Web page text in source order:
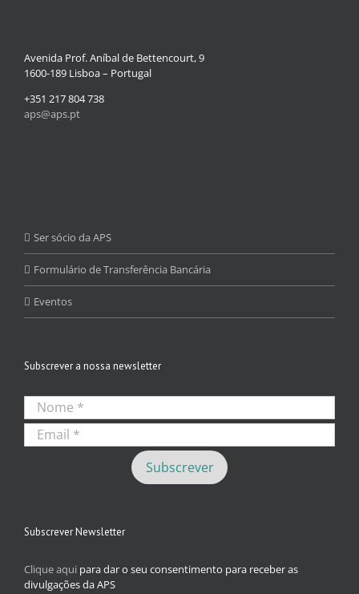
Avenida Prof. Aníbal de Bettencourt, 9
1600-189 Lisboa – Portugal
+351 217 804 738
aps@aps.pt
Ser sócio da APS
Formulário de Transferência Bancária
Eventos
Subscrever a nossa newsletter
Subscrever Newsletter
Clique aqui para dar o seu consentimento para receber as
divulgações da APS